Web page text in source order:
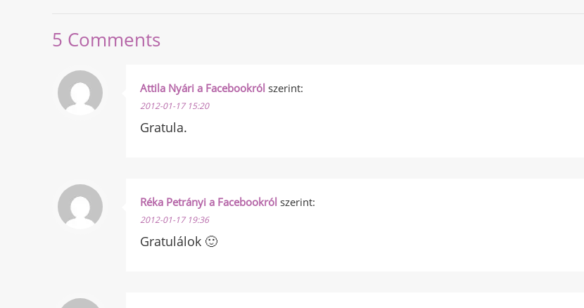
5 Comments
Attila Nyári a Facebookról szerint:
2012-01-17 15:20
Gratula.
Réka Petrányi a Facebookról szerint:
2012-01-17 19:36
Gratulálok 🙂